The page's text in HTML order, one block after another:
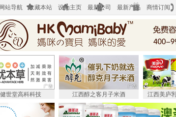
网站导航 收藏本站 设为主页 最新公司 最新产品 商情订阅
世堂高科科技 江西醇之客月子米酒 江西美庐